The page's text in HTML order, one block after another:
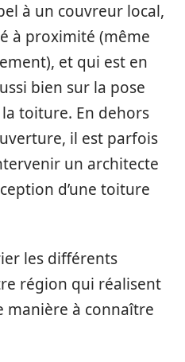
à un couvreur local,
à proximité (même
et qui est en
bien sur la pose
toiture. En dehors
il est parfois
un architecte
d’une toiture
les différents
région qui réalisent
manière à connaître